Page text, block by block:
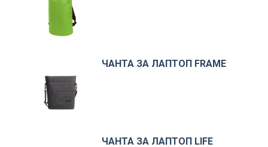
ЧАНТА ЗА ЛАПТОП FRAME
ЧАНТА ЗА ЛАПТОП LIFE